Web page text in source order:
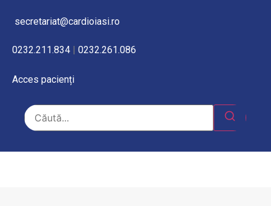
secretariat@cardioiasi.ro
0232.211.834 0232.261.086
Acces pacienți